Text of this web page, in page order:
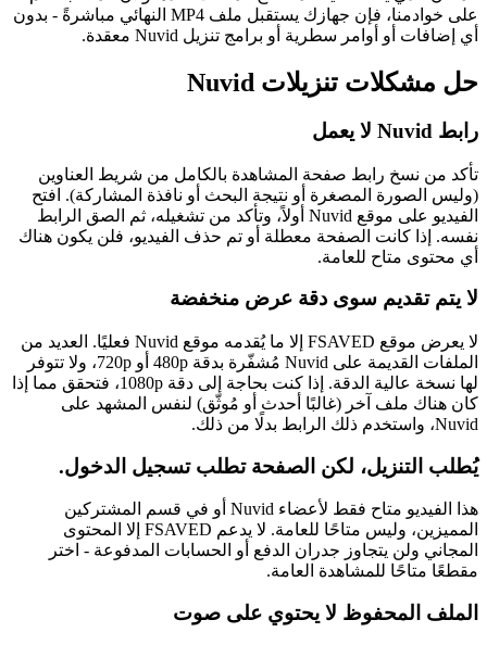
على خوادمنا، فإن جهازك يستقبل ملف MP4 النهائي مباشرةً - بدون
أي إضافات أو أوامر سطرية أو برامج تنزيل Nuvid معقدة.
حل مشكلات تنزيلات Nuvid
رابط Nuvid لا يعمل
تأكد من نسخ رابط صفحة المشاهدة بالكامل من شريط العناوين
(وليس الصورة المصغرة أو نتيجة البحث أو نافذة المشاركة). افتح
الفيديو على موقع Nuvid أولاً، وتأكد من تشغيله، ثم الصق الرابط
نفسه. إذا كانت الصفحة معطلة أو تم حذف الفيديو، فلن يكون هناك
أي محتوى متاح للعامة.
لا يتم تقديم سوى دقة عرض منخفضة
لا يعرض موقع FSAVED إلا ما يُقدمه موقع Nuvid فعليًا. العديد من
الملفات القديمة على Nuvid مُشفّرة بدقة 480p أو 720p، ولا تتوفر
لها نسخة عالية الدقة. إذا كنت بحاجة إلى دقة 1080p، فتحقق مما إذا
كان هناك ملف آخر (غالبًا أحدث أو مُوثّق) لنفس المشهد على
Nuvid، واستخدم ذلك الرابط بدلًا من ذلك.
يُطلب التنزيل، لكن الصفحة تطلب تسجيل الدخول.
هذا الفيديو متاح فقط لأعضاء Nuvid أو في قسم المشتركين
المميزين، وليس متاحًا للعامة. لا يدعم FSAVED إلا المحتوى
المجاني ولن يتجاوز جدران الدفع أو الحسابات المدفوعة - اختر
مقطعًا متاحًا للمشاهدة العامة.
الملف المحفوظ لا يحتوي على صوت